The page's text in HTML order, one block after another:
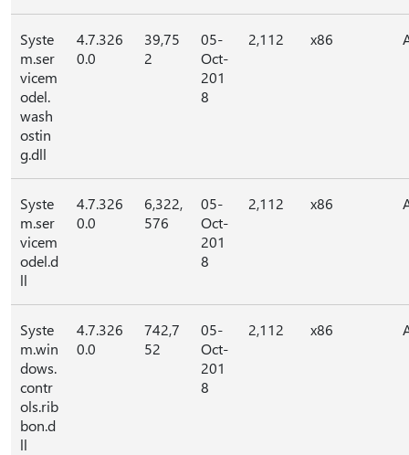
Syste
m.ser
vicem
odel.
wash
ostin
g.dll
4.7.326
0.0
39,75
2
05-
Oct-
201
8
2,112 x86
Syste
m.ser
vicem
odel.d
ll
4.7.326
0.0
6,322,
576
05-
Oct-
201
8
2,112 x86
Syste
m.win
dows.
contr
ols.rib
bon.d
ll
4.7.326
0.0
742,7
52
05-
Oct-
201
8
2,112 x86